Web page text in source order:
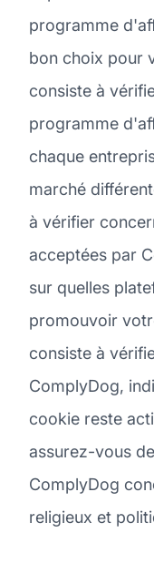
programme
bon choix pour
consiste à
programme
chaque
marché
à vérifier
acceptées par
sur quelles
promouvoir
consiste à
ComplyDog,
cookie reste
assurez-vous
ComplyDog
religieux et